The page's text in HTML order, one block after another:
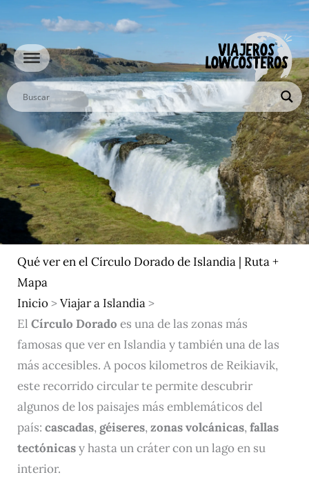
contenido
Qué ver en el Círculo Dorado de Islandia | Ruta +
Mapa
Inicio>Viajar a Islandia>
El Círculo Dorado es una de las zonas más
famosas que ver en Islandia y también una de las
más accesibles. A pocos kilometros de Reikiavik,
este recorrido circular te permite descubrir
algunos de los paisajes más emblemáticos del
país: cascadas, géiseres,zonas volcánicas,fallas
tectónicasy hasta un cráter con un lago en su
interior.